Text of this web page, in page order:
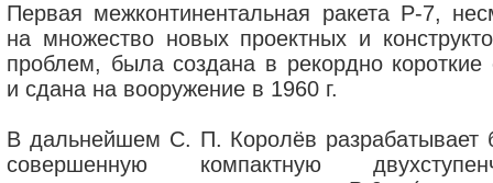
Первая межконтинентальная ракета Р-7,
на множество новых проектных и
проблем, была создана в рекордно короткие
и сдана на вооружение в 1960 г.
В дальнейшем С. П. Королёв разрабатывает
совершенную компактную